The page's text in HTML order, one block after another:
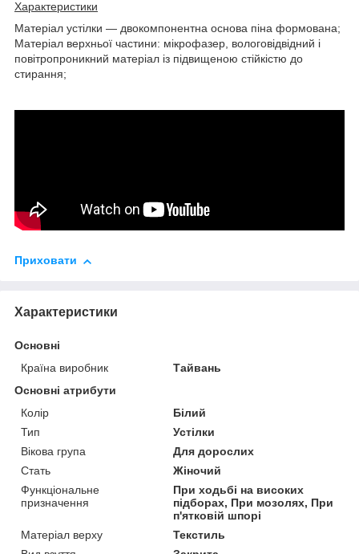
Характеристики
Матеріал устілки — двокомпонентна основа піна формована;
Матеріал верхньої частини: мікрофазер, вологовідвідний і
повітропроникний матеріал із підвищеною стійкістю до
стирання;
Приховати
Характеристики
Основні
Країна виробник
Тайвань
Основні атрибути
Колір
Білий
Тип
Устілки
Вікова група
Для дорослих
Стать
Жіночий
Функціональне
призначення
При ходьбі на високих
підборах, При мозолях, При
п'ятковій шпорі
Матеріал верху
Текстиль